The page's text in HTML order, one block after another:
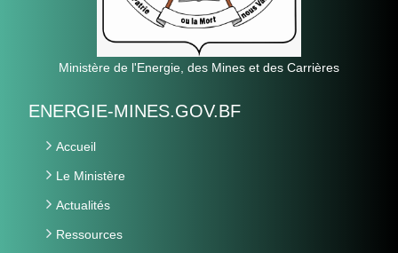
Ministère de l'Energie, des Mines et des Carrières
ENERGIE-MINES.GOV.BF
Accueil
Le Ministère
Actualités
Ressources